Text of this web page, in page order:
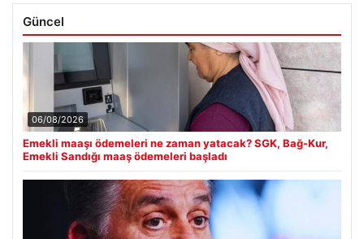
Güncel
06/08/2026
Emekli maaşı ödemeleri ne zaman yatacak? SGK, Bağ-Kur,
Emekli Sandığı maaş ödemeleri başladı